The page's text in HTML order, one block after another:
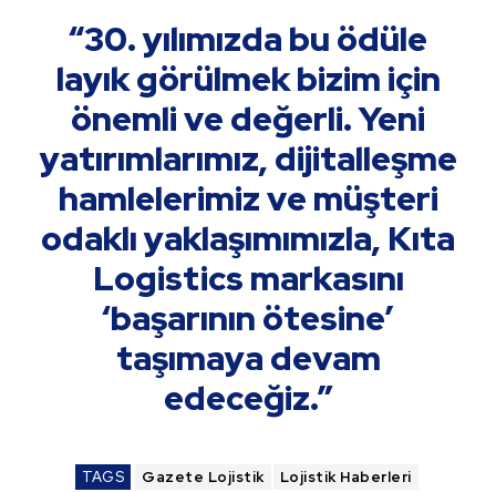
“30. yılımızda bu ödüle
layık görülmek bizim için
önemli ve değerli. Yeni
yatırımlarımız, dijitalleşme
hamlelerimiz ve müşteri
odaklı yaklaşımımızla, Kıta
Logistics markasını
‘başarının ötesine’
taşımaya devam
edeceğiz.”
TAGS Gazete Lojistik Lojistik Haberleri